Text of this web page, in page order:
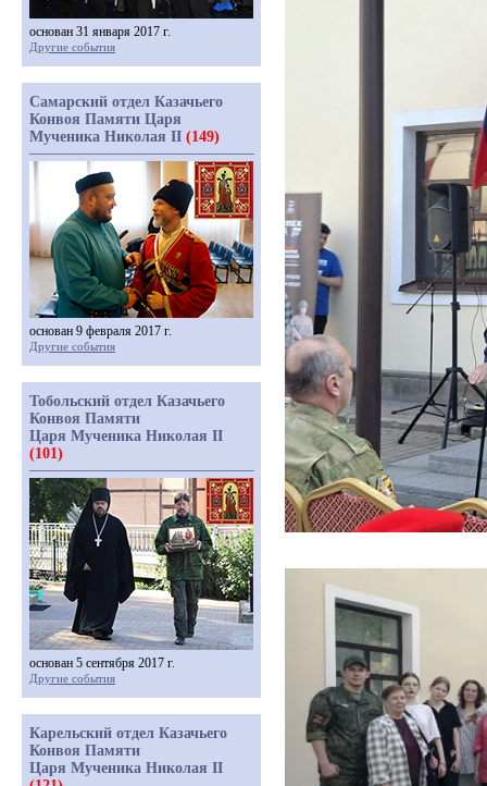
основан 31 января 2017 г.
Другие события
Самарский отдел Казачьего
Конвоя Памяти Царя
Мученика Николая II (149)
основан 9 февраля 2017 г.
Другие события
Тобольский отдел Казачьего
Конвоя Памяти
Царя Мученика Николая II
(101)
основан 5 сентября 2017 г.
Другие события
Карельский отдел Казачьего
Конвоя Памяти
Царя Мученика Николая II